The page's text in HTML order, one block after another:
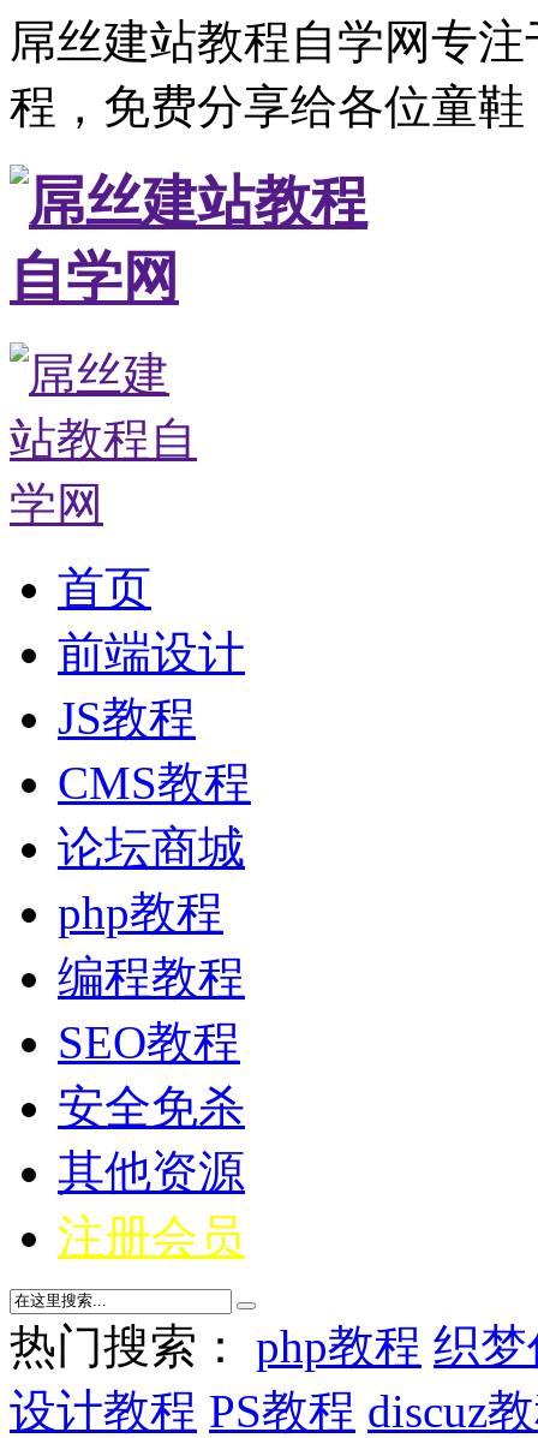
屌丝建站教程自学网专
程，免费分享给各位童
首页
前端设计
JS教程
CMS教程
论坛商城
php教程
编程教程
SEO教程
安全免杀
其他资源
注册会员
热门搜索： php教程 织
设计教程 PS教程 discuz